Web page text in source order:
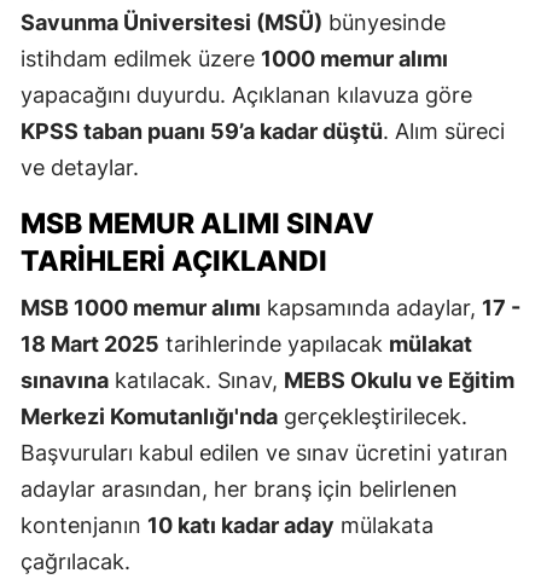
Savunma Üniversitesi (MSÜ) bünyesinde
istihdam edilmek üzere 1000 memur alımı
yapacağını duyurdu. Açıklanan kılavuza göre
KPSS taban puanı 59’a kadar düştü. Alım süreci
ve detaylar.
MSB MEMUR ALIMI SINAV
TARIHLERI AÇIKLANDI
MSB 1000 memur alımı kapsamında adaylar, 17 -
18 Mart 2025 tarihlerinde yapılacak mülakat
sınavına katılacak. Sınav, MEBS Okulu ve Eğitim
Merkezi Komutanlığı'nda gerçekleştirilecek.
Başvuruları kabul edilen ve sınav ücretini yatıran
adaylar arasından, her branş için belirlenen
kontenjanın 10 katı kadar aday mülakata
çağrılacak.